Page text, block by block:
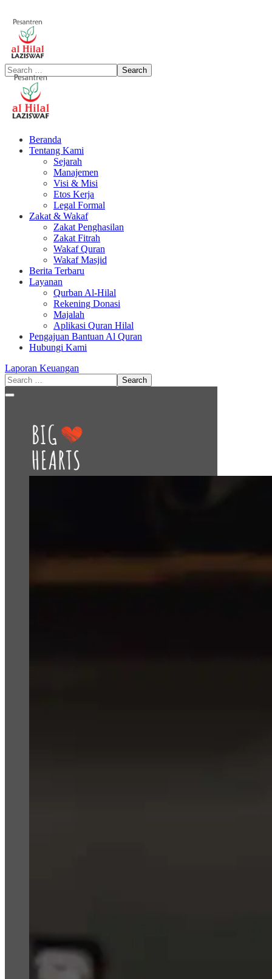
Beranda
Tentang Kami
Sejarah
Manajemen
Visi & Misi
Etos Kerja
Legal Formal
Zakat & Wakaf
Zakat Penghasilan
Zakat Fitrah
Wakaf Quran
Wakaf Masjid
Berita Terbaru
Layanan
Qurban Al-Hilal
Rekening Donasi
Majalah
Aplikasi Quran Hilal
Pengajuan Bantuan Al Quran
Hubungi Kami
Laporan Keuangan